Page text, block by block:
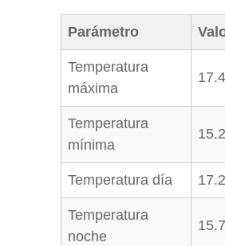
Parámetro
Temperatura
máxima
Temperatura
mínima
Temperatura día
Temperatura
noche